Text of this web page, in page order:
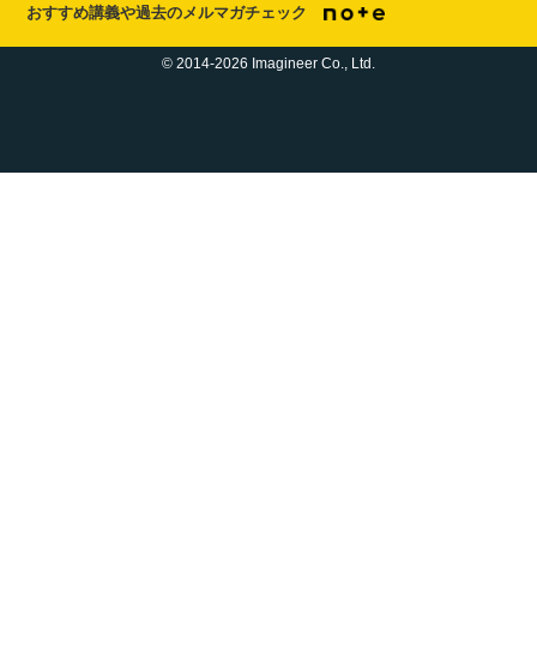
おすすめ講義や過去のメルマガチェック
© 2014-2026 Imagineer Co., Ltd.